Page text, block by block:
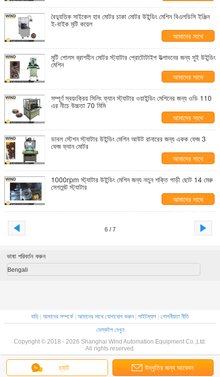
যোগাযোগ করুন
বৈদ্যুতিক সাইকেল হাব মোটর চাকা মোটর উইন্ডিং মেশিন বিএলডিসি ইঞ্জিন
ই-বাইক মুটি কয়েল
আমাদের সাথে
যোগাযোগ করুন
মুটি পোলস ব্রাশহীন মোটর স্ট্যাটার প্রোটোটাইপ উত্পাদনের জন্য সুই উইন্ডিং
মেশিন
আমাদের সাথে
যোগাযোগ করুন
সম্পূর্ণ স্বয়ংক্রিয় সিলিং ফ্যান স্ট্যাটার ওয়াইন্ডিং মেশিনের জন্য ওডি 110
এর নীচে উচ্চতা 70 মিমি
আমাদের সাথে
যোগাযোগ করুন
ডাবল স্টেশন স্ট্যাটার উইন্ডিং মেশিন আউট রানারের জন্য একক ফেজ 3
ফেজ ফ্যান মোটর
আমাদের সাথে
যোগাযোগ করুন
1000rpm স্ট্যাটার উইন্ডিং মেশিন জন্য নতুন শক্তি গাড়ী ছোট 14 মেরু
সেগমেন্ট স্ট্যাটার
আমাদের সাথে
যোগাযোগ করুন
6 / 7
চ্যাট উদ্ধৃতির জন্য আবেদন
ভাষা পরিবর্তন করুন
Bengali
বাড়ি| আমাদের সম্পর্কে আমাদের সাথে যোগাযোগ করুন| সাইটম্যাপ
গোপনীয়তা নীতি
ডেস্কটপ দেখুন
Copyright © 2018 - 2026 Shanghai Wind Automation Equipment Co.,Ltd.
All rights reserved.